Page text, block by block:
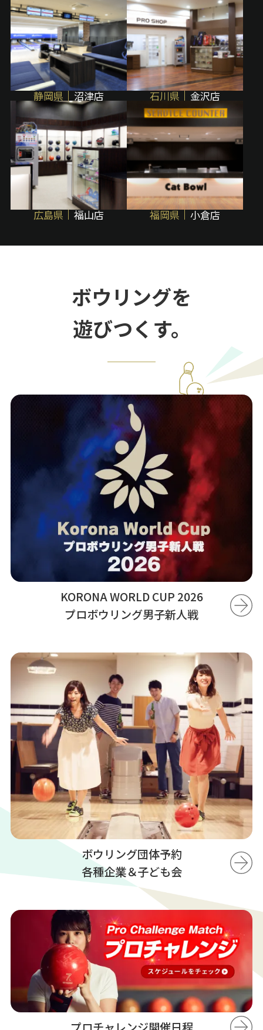
静岡県 沼津店 石川県 金沢店
広島県 福山店 福岡県 小倉店
ボウリングを
遊びつくす。
KORONA WORLD CUP 2026
プロボウリング男子新人戦
ボウリング団体予約
各種企業＆子ども会